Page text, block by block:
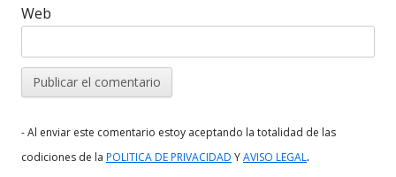
Web
- Al enviar este comentario estoy aceptando la totalidad de las
codiciones de la POLITICA DE PRIVACIDAD YAVISO LEGAL.